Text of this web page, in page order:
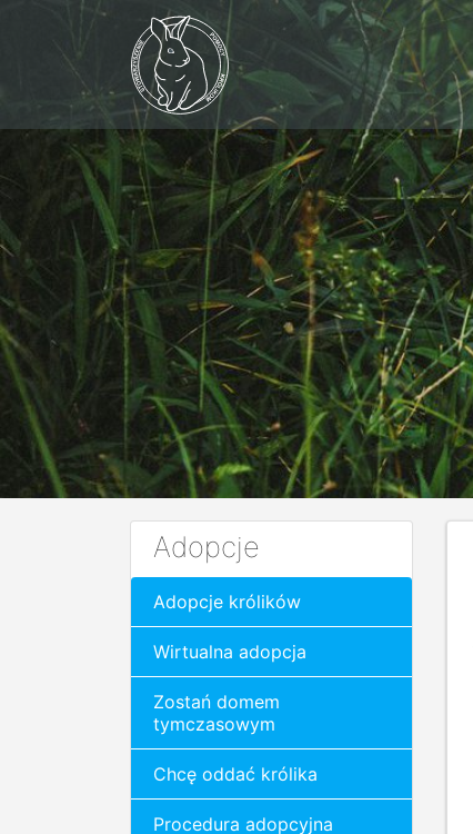
Adopcje
Adopcje królików
Wirtualna adopcja
Zostań domem
tymczasowym
Chcę oddać królika
Procedura adopcyjna